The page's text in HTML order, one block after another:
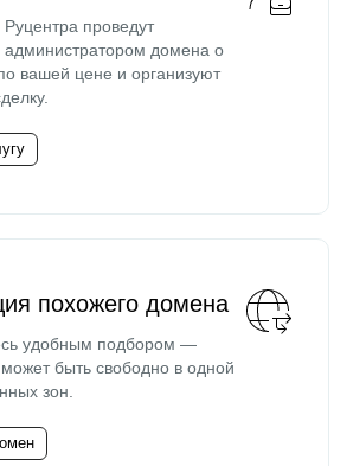
проведут
администратором домена о
вашей цене и организуют
похожего домена
удобным подбором —
быть свободно в одной
зон.